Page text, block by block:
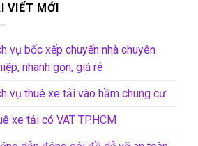
VIẾT MỚI
vụ bốc xếp chuyển nhà chuyên
nhanh gọn, giá rẻ
vụ thuê xe tải vào hầm chung cư
xe tải có VAT TP.HCM